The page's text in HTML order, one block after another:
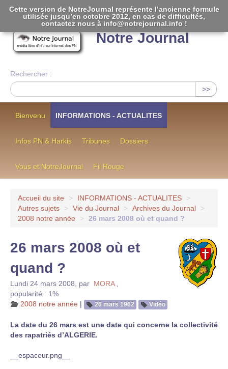
Notre Journal
Rechercher :
>>
Bienvenu INFORMATIONS - ACTUALITES
Infos PN & Harkis Tribunes Dossiers
Vous et NotreJournal Fil Rouge
Accueil du site > INFORMATIONS - ACTUALITES
>
Autres sujets
> Vie du Journal > Archives du Journal
>
2008 notre année
> 26 mars 2008 où et quand ?
26 mars 2008 où et
quand ?
Lundi 24 mars 2008 par MORA
popularité : 1%
2008 notre année | 26 mars 1962 Vidéo
La date du 26 mars est une date qui concerne la collectivité
des rapatriés d’ALGERIE.
__espaceur.png__
Cette version de NotreJournal représente l’ancienne formule
utilisée jusqu’en octobre 2012, en cas de difficultés,
contactez nous à info@notrejournal.info !